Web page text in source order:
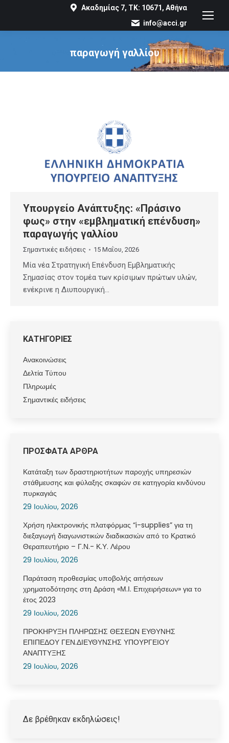
Ακαδημίας 7, ΤΚ: 10671, Αθήνα
info@acci.gr
παραγωγή γαλλίου
You are here:
Υπουργείο Ανάπτυξης: «Πράσινο
φως» στην «εμβληματική επένδυση»
παραγωγής γαλλίου
Σημαντικές ειδήσεις 15 Μαΐου, 2026
Μία νέα Στρατηγική Επένδυση Εμβληματικής
Σημασίας στον τομέα των κρίσιμων πρώτων υλών,
ενέκρινε η Διυπουργική…
ΚΑΤΗΓΟΡΙΕΣ
Ανακοινώσεις
Δελτία Τύπου
Πληρωμές
Σημαντικές ειδήσεις
ΠΡΟΣΦΑΤΑ ΑΡΘΡΑ
Κατάταξη των δραστηριοτήτων παροχής υπηρεσιών
στάθμευσης και φύλαξης σκαφών σε κατηγορία κινδύνου
πυρκαγιάς
29 Ιουλίου, 2026
Χρήση ηλεκτρονικής πλατφόρμας “i-supplies” για τη
διεξαγωγή διαγωνιστικών διαδικασιών από το Κρατικό
Θεραπευτήριο – Γ.Ν.- Κ.Υ. Λέρου
29 Ιουλίου, 2026
Παράταση προθεσμίας υποβολής αιτήσεων
χρηματοδότησης στη Δράση «Μ.Ι. Επιχειρήσεων» για το
έτος 2023
29 Ιουλίου, 2026
ΠΡΟΚΗΡΥΞΗ ΠΛΗΡΩΣΗΣ ΘΕΣΕΩΝ ΕΥΘΥΝΗΣ
ΕΠΙΠΕΔΟΥ ΓΕΝ.ΔΙΕΥΘΥΝΣΗΣ ΥΠΟΥΡΓΕΙΟΥ
ΑΝΑΠΤΥΞΗΣ
29 Ιουλίου, 2026
Δε βρέθηκαν εκδηλώσεις!